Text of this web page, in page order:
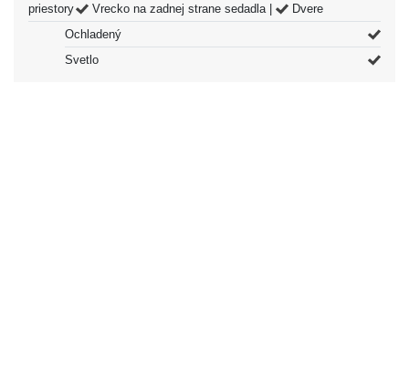
priestory
Vrecko na zadnej strane sedadla |
Dvere
Ochladený
Svetlo